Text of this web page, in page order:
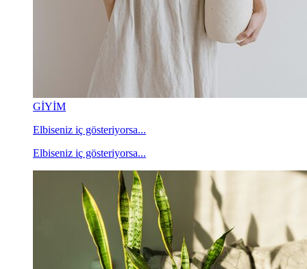
GİYİM
Elbiseniz iç gösteriyorsa...
Elbiseniz iç gösteriyorsa...